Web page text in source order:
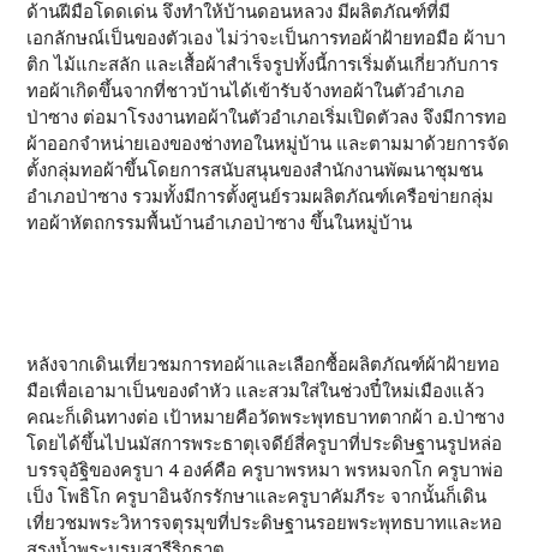
ด้านฝีมือโดดเด่น จึงทำให้บ้านดอนหลวง มีผลิตภัณฑ์ที่มี
เอกลักษณ์เป็นของตัวเอง ไม่ว่าจะเป็นการทอผ้าฝ้ายทอมือ ผ้าบา
ติก ไม้แกะสลัก และเสื้อผ้าสำเร็จรูปทั้งนี้การเริ่มต้นเกี่ยวกับการ
ทอผ้าเกิดขึ้นจากที่ชาวบ้านได้เข้ารับจ้างทอผ้าในตัวอำเภอ
ป่าซาง ต่อมาโรงงานทอผ้าในตัวอำเภอเริ่มเปิดตัวลง จึงมีการทอ
ผ้าออกจำหน่ายเองของช่างทอในหมู่บ้าน และตามมาด้วยการจัด
ตั้งกลุ่มทอผ้าขึ้นโดยการสนับสนุนของสำนักงานพัฒนาชุมชน
อำเภอป่าซาง รวมทั้งมีการตั้งศูนย์รวมผลิตภัณฑ์เครือข่ายกลุ่ม
ทอผ้าหัตถกรรมพื้นบ้านอำเภอป่าซาง ขึ้นในหมู่บ้าน
หลังจากเดินเที่ยวชมการทอผ้าและเลือกซื้อผลิตภัณฑ์ผ้าฝ้ายทอ
มือเพื่อเอามาเป็นของดำหัว และสวมใส่ในช่วงปี๋ใหม่เมืองแล้ว
คณะก็เดินทางต่อ เป้าหมายคือวัดพระพุทธบาทตากผ้า อ.ป่าซาง
โดยได้ขึ้นไปนมัสการพระธาตุเจดีย์สี่ครูบาที่ประดิษฐานรูปหล่อ
บรรจุอัฐิของครูบา 4 องค์คือ ครูบาพรหมา พรหมจกโก ครูบาพ่อ
เป็ง โพธิโก ครูบาอินจักรรักษาและครูบาคัมภีระ จากนั้นก็เดิน
เที่ยวชมพระวิหารจตุรมุขที่ประดิษฐานรอยพระพุทธบาทและหอ